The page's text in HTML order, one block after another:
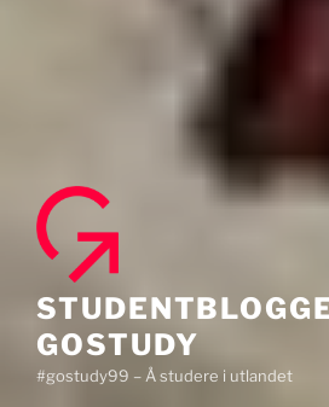
GOSTUDY
#gostudy99 – Å studere i utlandet